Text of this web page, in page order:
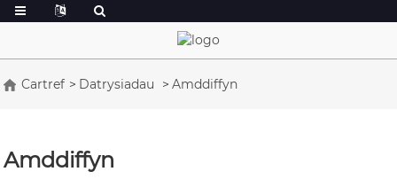
Cartref Datrysiadau Amddiffyn
Amddiffyn